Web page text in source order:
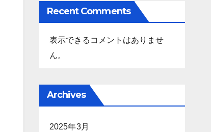
Recent Comments
表示できるコメントはありませ
ん。
Archives
2025年3月